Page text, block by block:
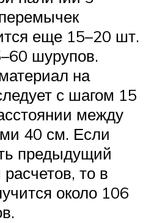
еще 15–20 шт.
шурупов.
на
с шагом 15
между
40 см. Если
предыдущий
то в
около 106